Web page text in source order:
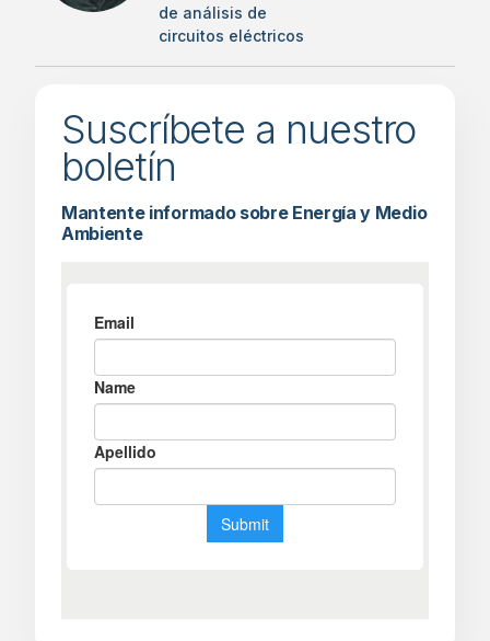
de análisis de
circuitos eléctricos
Suscríbete a nuestro
boletín
Mantente informado sobre Energía y Medio
Ambiente